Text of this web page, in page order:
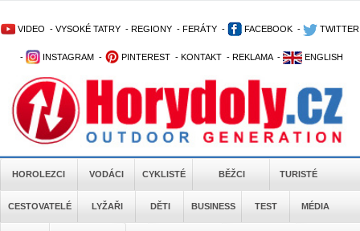
VIDEO - VYSOKÉ TATRY - REGIONY - FERÁTY - FACEBOOK - TWITTER
- INSTAGRAM - PINTEREST - KONTAKT - REKLAMA - ENGLISH
HOROLEZCI VODÁCI CYKLISTÉ BĚŽCI TURISTÉ
CESTOVATELÉ LYŽAŘI DĚTI BUSINESS TEST MÉDIA